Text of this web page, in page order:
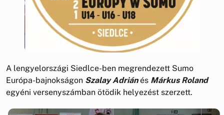
A lengyelországi Siedlce-ben megrendezett Sumo
Európa-bajnokságon Szalay Adriánés Márkus Roland
egyéni versenyszámban ötödik helyezést szerzett.